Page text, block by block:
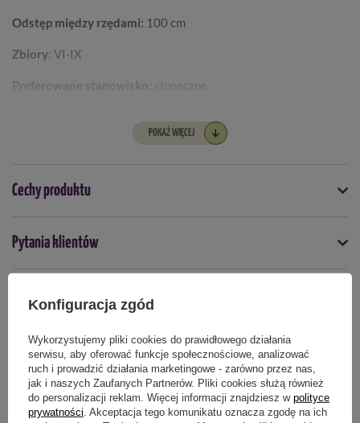
Odstęp między rzędami: 100 cm
Zbiory: VI-IX
Preferowane stanowisko: słoneczne
Zimotrwałość:
POKAŻ WIĘCEJ
Cechy produktu
Symbol
4000159081611
nie
Odporność na choroby
nie dotyczy
Termin wysiewu
marzec kwiecień maj
Pytania klientów
Opinie naszych klientów
Produkty powiązane
Konfiguracja zgód
Wykorzystujemy pliki cookies do prawidłowego działania
serwisu, aby oferować funkcje społecznościowe, analizować
ruch i prowadzić działania marketingowe - zarówno przez nas,
jak i naszych Zaufanych Partnerów. Pliki cookies służą również
do personalizacji reklam. Więcej informacji znajdziesz w polityce
prywatności . Akceptacja tego komunikatu oznacza zgodę na ich